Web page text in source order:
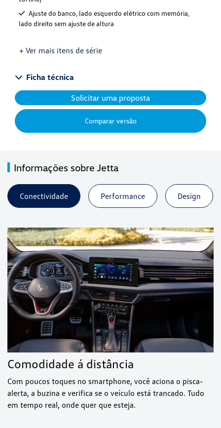
Ajuste do banco, lado esquerdo elétrico com memória,
lado direito sem ajuste de altura
+ Ver mais itens de série
Ficha técnica
Solicitar uma proposta
Comparar versão
Informações sobre Jetta
Conectividade Performance Design
Comodidade á distância
Com poucos toques no smartphone, você aciona o pisca-
alerta, a buzina e verifica se o veículo está trancado. Tudo
em tempo real, onde quer que esteja.